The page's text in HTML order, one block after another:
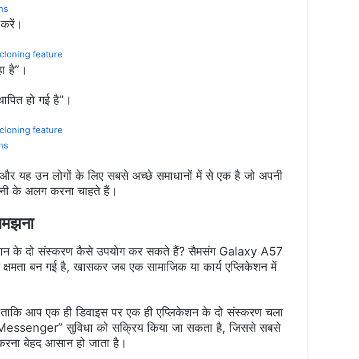
है”।
हो गई है”।
यह उन लोगों के लिए सबसे अच्छे समाधानों में से एक है जो अपनी
के अलग करना चाहते हैं।
के दो संस्करण कैसे उपयोग कर सकते हैं? सैमसंग Galaxy A57
बन गई है, खासकर जब एक सामाजिक या कार्य एप्लिकेशन में
ताकि आप एक ही डिवाइस पर एक ही एप्लिकेशन के दो संस्करण चला
सुविधा को सक्रिय किया जा सकता है, जिससे सबसे
बेहद आसान हो जाता है।